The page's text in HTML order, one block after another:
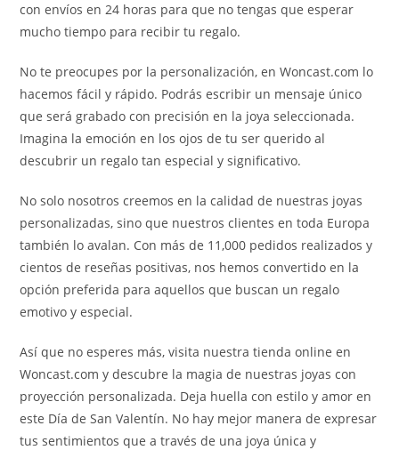
con envíos en 24 horas para que no tengas que esperar
mucho tiempo para recibir tu regalo.
No te preocupes por la personalización, en Woncast.com lo
hacemos fácil y rápido. Podrás escribir un mensaje único
que será grabado con precisión en la joya seleccionada.
Imagina la emoción en los ojos de tu ser querido al
descubrir un regalo tan especial y significativo.
No solo nosotros creemos en la calidad de nuestras joyas
personalizadas, sino que nuestros clientes en toda Europa
también lo avalan. Con más de 11,000 pedidos realizados y
cientos de reseñas positivas, nos hemos convertido en la
opción preferida para aquellos que buscan un regalo
emotivo y especial.
Así que no esperes más, visita nuestra tienda online en
Woncast.com y descubre la magia de nuestras joyas con
proyección personalizada. Deja huella con estilo y amor en
este Día de San Valentín. No hay mejor manera de expresar
tus sentimientos que a través de una joya única y